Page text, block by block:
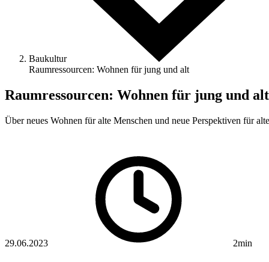
Baukultur
Raumressourcen: Wohnen für jung und alt
Raumressourcen: Wohnen für jung und alt
Über neues Wohnen für alte Menschen und neue Perspektiven für
29.06.2023 2min